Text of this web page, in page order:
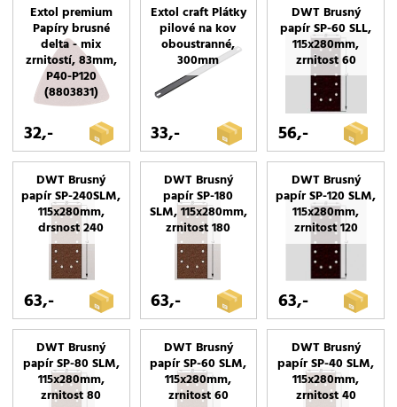
Extol premium
Papíry brusné
delta - mix
zrnitostí, 83mm,
P40-P120
(8803831)
32,-
Extol craft Plátky
pilové na kov
oboustranné,
300mm
33,-
DWT Brusný
papír SP-60 SLL,
115x280mm,
zrnitost 60
56,-
DWT Brusný
papír SP-240SLM,
115x280mm,
drsnost 240
63,-
DWT Brusný
papír SP-180
SLM, 115x280mm,
zrnitost 180
63,-
DWT Brusný
papír SP-120 SLM,
115x280mm,
zrnitost 120
63,-
DWT Brusný
papír SP-80 SLM,
115x280mm,
zrnitost 80
DWT Brusný
papír SP-60 SLM,
115x280mm,
zrnitost 60
DWT Brusný
papír SP-40 SLM,
115x280mm,
zrnitost 40